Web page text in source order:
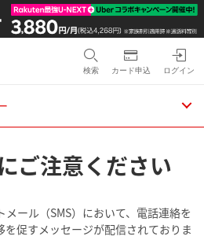
検索 カード申込 ログイン
ご注意ください
ール（SMS）において、電話連絡を
促すメッセージが配信されておりま